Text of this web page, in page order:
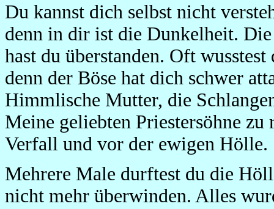
Du kannst dich selbst nicht
denn in dir ist die Dunkelheit.
hast du überstanden. Oft
denn der Böse hat dich schwer
Himmlische Mutter, die
Meine geliebten Priestersöhne
Verfall und vor der ewigen Hölle.
Mehrere Male durftest du die
nicht mehr überwinden. Alles